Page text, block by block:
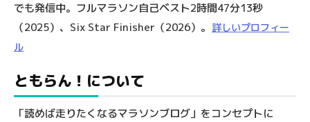
でも発信中。フルマラソン自己ベスト2時間47分13秒
（2025）、Six Star Finisher（2026）。 詳しいプロフィー
ル
ともらん！について
「読めば走りたくなるマラソンブログ」をコンセプトに